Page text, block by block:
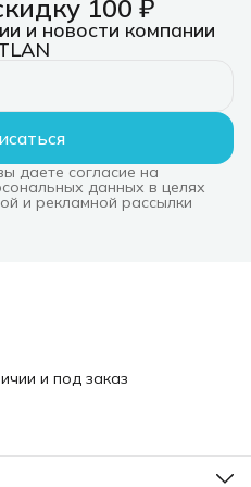
100 ₽
и новости компании
даете согласие на
данных в целях
и рекламной рассылки
и под заказ